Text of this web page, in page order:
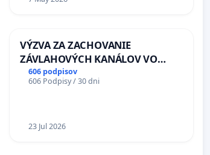
VÝZVA ZA ZACHOVANIE
ZÁVLAHOVÝCH KANÁLOV VO
VÝLUČNOM VLASTNÍCTVE A POD
KONTROLOU SLOVENSKEJ
a odvodňovacích kanálov na
606 podpisov
606 Podpisy / 30 dni
23 Jul 2026